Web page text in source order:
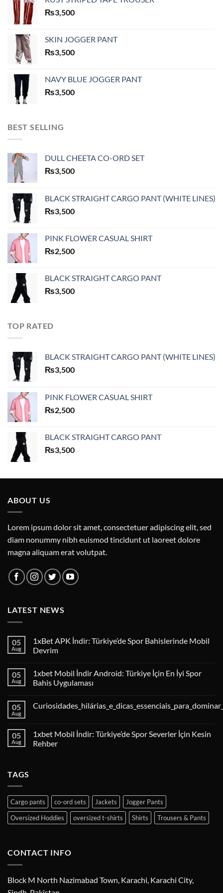
₨3,500
SKIN JOGGER PANT
₨3,500
NAVY BLUE JOGGER PANT
₨3,500
BEST SELLING
DULL CHEETA CO-ORD SET
₨3,500
BLACK STRAIGHT CARGO PANT (WHITE LINES)
₨3,500
PINK FLOWER CASUAL SHIRT
₨2,500
BLACK STRAIGHT CARGO PANT
₨3,500
TOP RATED
BLACK STRAIGHT CARGO PANT (WHITE LINES)
₨3,500
PINK FLOWER CASUAL SHIRT
₨2,500
BLACK STRAIGHT CARGO PANT
₨3,500
ABOUT US
Lorem ipsum dolor sit amet, consectetuer adipiscing elit, sed
diam nonummy nibh euismod tincidunt ut laoreet dolore
magna aliquam erat volutpat.
LATEST NEWS
05
Aug
1xBet APK İndir: Türkiye’de Spor Bahislerinde Mobil
Devrim
05
Aug
1xbet Mobil İndir Android: Türkiye İçin En İyi Spor
Bahis Uygulaması
05
Aug
05
Aug
1xbet Mobil İndir: Türkiye’de Spor Severler İçin Kesin
Rehber
TAGS
Cargo pants co-ord sets Jackets
Jogger Pants
Oversized Hoddies
oversized t-shirts Shirts Trousers & Pants
CONTACT INFO
Block M North Nazimabad Town, Karachi, Karachi City,